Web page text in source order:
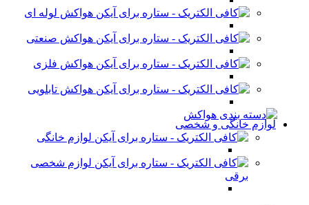
هواکش لوله ای
هواکش صنعتی
هواکش فلزی
هواکش تابلویی
لوازم خانگی و شخصی
لوازم خانگی
لوازم شخصی
برقی